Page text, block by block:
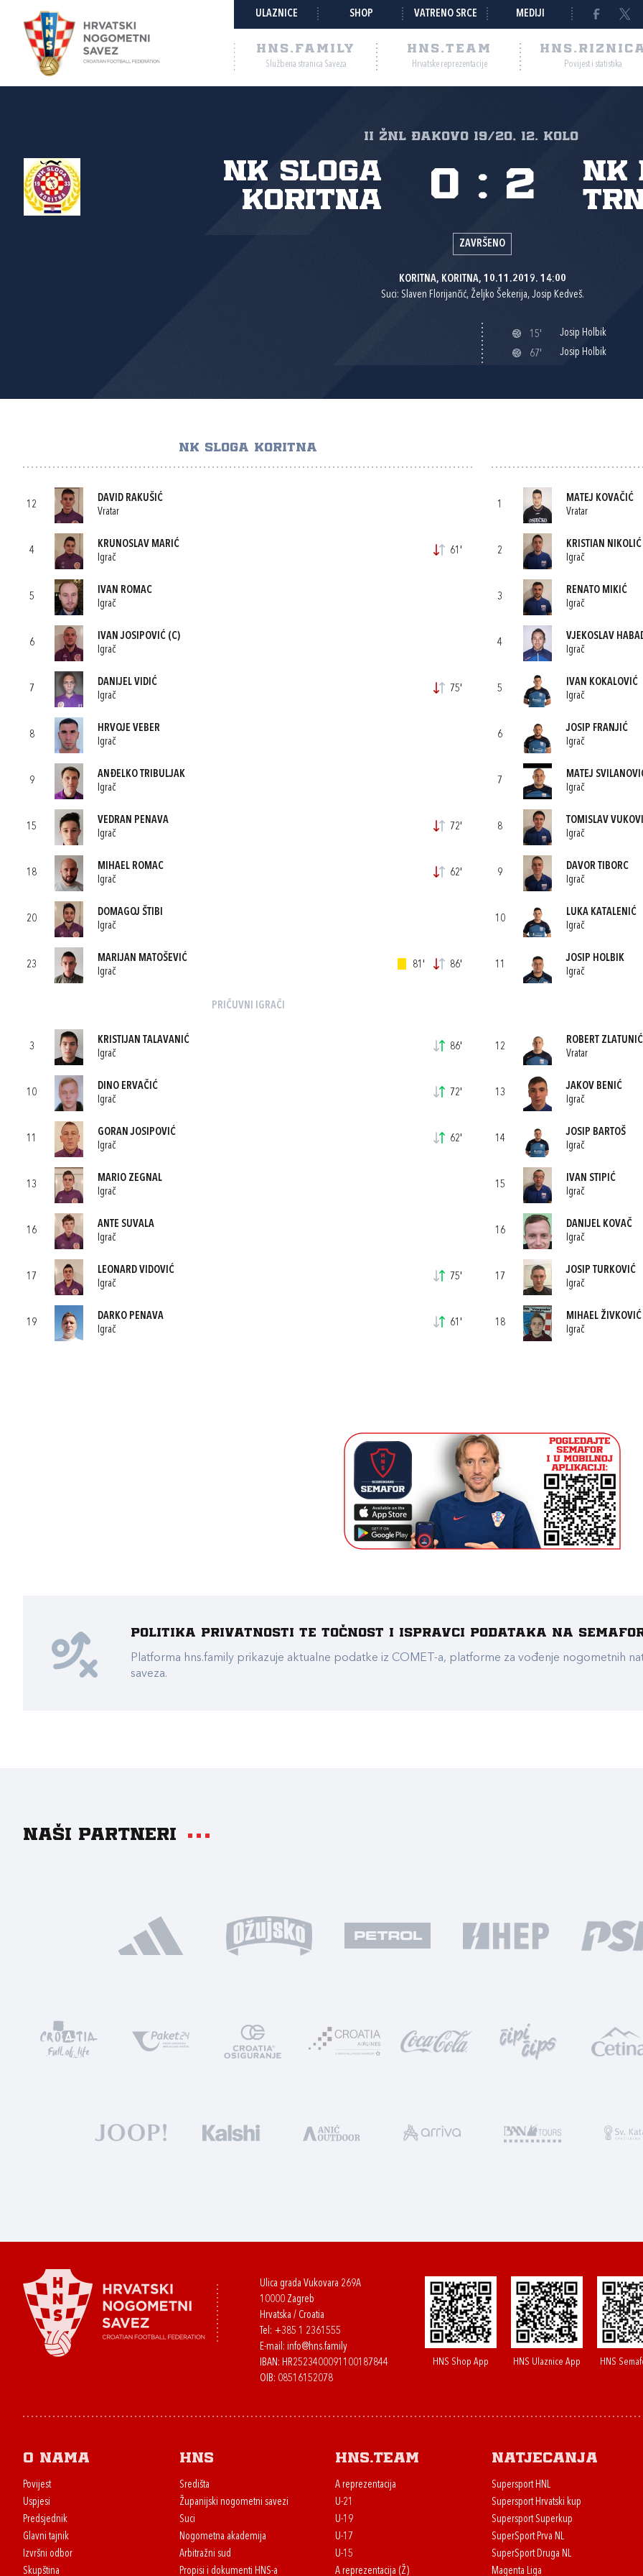
ULAZNICE SHOP VATRENO SRCE MEDIJI
HNS.FAMILY
Službena stranica Saveza
HNS.TEAM
Hrvatske reprezentacije Povijest i statistika
II ŽNL Đakovo 19/20, 12. kolo
NK Sloga
Koritna
NK
0 : 2
ZAVRŠENO
KORITNA, KORITNA, 10.11.2019. 14:00
Suci: Slaven Florijančić, Željko Šekerija, Josip Kedveš.
15'
Josip Holbik
67'
Josip Holbik
NK SLOGA KORITNA
12
DAVID RAKUŠIĆ
Vratar
4
KRUNOSLAV MARIĆ
Igrač
61'
5
IVAN ROMAC
Igrač
6
IVAN JOSIPOVIĆ (C)
Igrač
7
DANIJEL VIDIĆ
Igrač
75'
8
HRVOJE VEBER
Igrač
9
ANĐELKO TRIBULJAK
Igrač
15
VEDRAN PENAVA
Igrač
72'
18
MIHAEL ROMAC
Igrač
62'
20
DOMAGOJ ŠTIBI
Igrač
23
MARIJAN MATOŠEVIĆ
Igrač
81' 86'
PRIČUVNI IGRAČI
3
KRISTIJAN TALAVANIĆ
Igrač
86'
10
DINO ERVAČIĆ
Igrač
72'
11
GORAN JOSIPOVIĆ
Igrač
62'
13
MARIO ZEGNAL
Igrač
16
ANTE SUVALA
Igrač
17
LEONARD VIDOVIĆ
Igrač
75'
19
DARKO PENAVA
Igrač
61'
1
MATEJ KOVAČIĆ
Vratar
2
KRISTIAN NIKOLIĆ
Igrač
3
RENATO MIKIĆ
Igrač
4
VJEKOSLAV
Igrač
5
IVAN KOKALOVIĆ
Igrač
6
JOSIP FRANJIĆ
Igrač
7
MATEJ
Igrač
8
TOMISLAV
Igrač
9
DAVOR TIBORC
Igrač
10
LUKA KATALENIĆ
Igrač
11
JOSIP HOLBIK
Igrač
12
ROBERT ZLATUNIĆ
Vratar
13
JAKOV BENIĆ
Igrač
14
JOSIP BARTOŠ
Igrač
15
IVAN STIPIĆ
Igrač
16
DANIJEL KOVAČ
Igrač
17
JOSIP TURKOVIĆ
Igrač
18
MIHAEL ŽIVKOVIĆ
Igrač
Politika privatnosti te točnost i ispravci podataka na
Platforma hns.family prikazuje aktualne podatke iz COMET-a, platforme za vođenje nogometnih
saveza.
Naši partneri
Ulica grada Vukovara 269A
10000 Zagreb
Hrvatska / Croatia
Tel: +385 1 2361555
E-mail: info@hns.family
IBAN: HR2523400091100187844
OIB: 08516152078
HNS Shop App HNS Ulaznice App HNS
O nama
Povijest
Uspjesi
Predsjednik
Glavni tajnik
Izvršni odbor
Skupština
HNS
Središta
Županijski nogometni savezi
Suci
Nogometna akademija
Arbitražni sud
Propisi i dokumenti HNS-a
HNS.team
A reprezentacija
U-21
U-19
U-17
U-15
A reprezentacija (Ž)
Natjecanja
Supersport HNL
Supersport Hrvatski kup
Supersport Superkup
SuperSport Prva NL
SuperSport Druga NL
Magenta Liga